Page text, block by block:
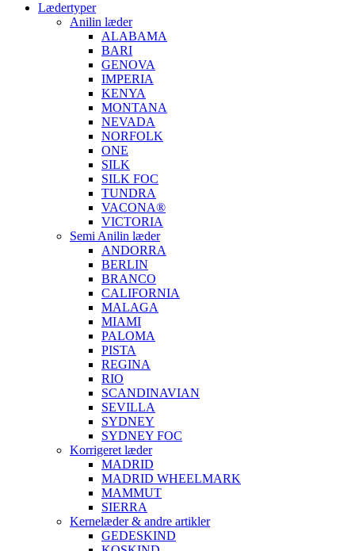
Lædertyper
Anilin læder
ALABAMA
BARI
GENOVA
IMPERIA
KENYA
MONTANA
NEVADA
NORFOLK
ONE
SILK
SILK FOC
TUNDRA
VACONA®
VICTORIA
Semi Anilin læder
ANDORRA
BERLIN
BRANCO
CALIFORNIA
MALAGA
MIAMI
PALOMA
PISTA
REGINA
RIO
SCANDINAVIAN
SEVILLA
SYDNEY
SYDNEY FOC
Korrigeret læder
MADRID
MADRID WHEELMARK
MAMMUT
SIERRA
Kernelæder & andre artikler
GEDESKIND